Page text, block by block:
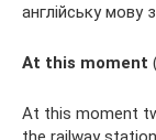
англійську мову
At this moment
At this moment